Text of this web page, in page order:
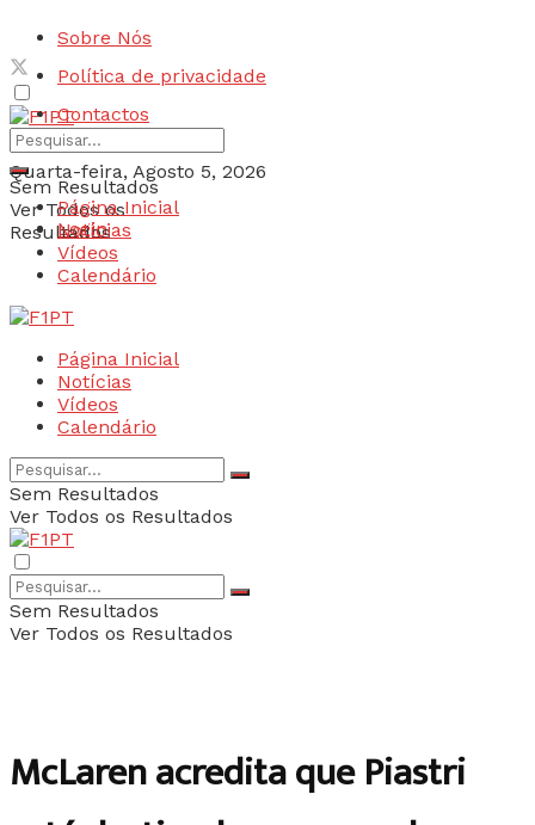
Sobre Nós
Política de privacidade
Contactos
Quarta-feira, Agosto 5, 2026
Login
Sem Resultados
Ver Todos os
Resultados
Página Inicial
Notícias
Vídeos
Calendário
Página Inicial
Notícias
Vídeos
Calendário
Sem Resultados
Ver Todos os Resultados
Sem Resultados
Ver Todos os Resultados
McLaren acredita que Piastri